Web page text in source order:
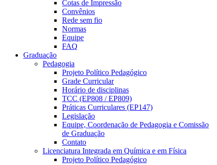
Cotas de Impressão
Convênios
Rede sem fio
Normas
Equipe
FAQ
Graduação
Pedagogia
Projeto Político Pedagógico
Grade Curricular
Horário de disciplinas
TCC (EP808 / EP809)
Práticas Curriculares (EP147)
Legislação
Equipe, Coordenação de Pedagogia e Comissão
de Graduação
Contato
Licenciatura Integrada em Química e em Física
Projeto Político Pedagógico